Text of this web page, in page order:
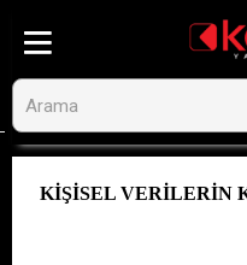
KİŞİSEL VERİLERİN